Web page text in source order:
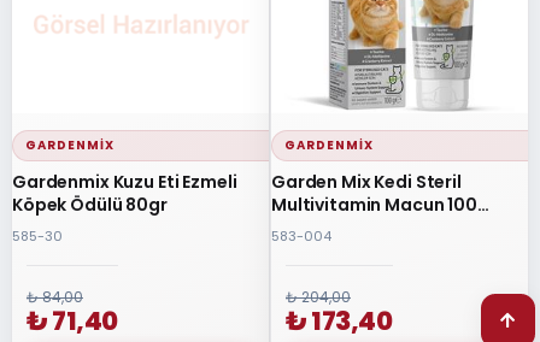
GARDENMIX
Gardenmix Kuzu Eti Ezmeli
Köpek Ödülü 80gr
585-30
₺ 84,00
₺ 71,40
GARDENMIX
Garden Mix Kedi Steril
Multivitamin Macun 100
Gram
583-004
₺ 204,00
₺ 173,40